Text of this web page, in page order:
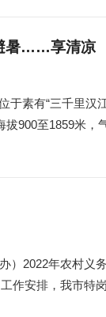
暑……享清凉
于素有“三千里汉
拔900至1859米，
）2022年农村义务
作安排，我市特岗